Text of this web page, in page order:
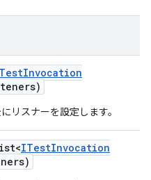
Invocation
リスナーを設定します。
ITestInvocation